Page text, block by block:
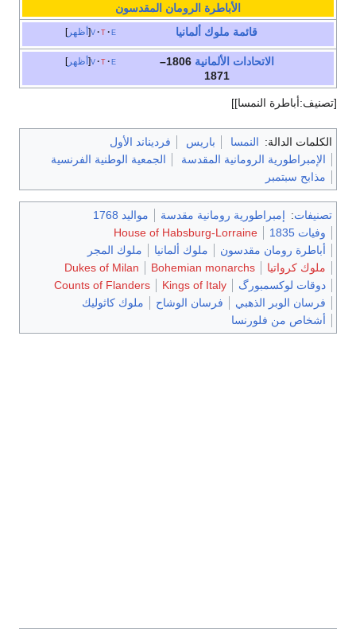
الأباطرة الرومان المقدسون
أظهر v t e قائمة ملوك ألمانيا
أظهر v t e الاتحادات الألمانية
1806–
1871
[تصنيف:أباطرة النمسا]]
الكلمات الدالة: النمسا باريس
فرديناند الأول
الإمبراطورية الرومانية المقدسة
الجمعية الوطنية الفرنسية
مذابح سبتمبر
تصنيفات: إمبراطورية رومانية مقدسة
مواليد 1768
وفيات 1835
House of Habsburg-Lorraine
أباطرة رومان مقدسون
ملوك ألمانيا
ملوك المجر
ملوك كرواتيا
Bohemian monarchs
Dukes of Milan
دوقات لوكسمبورگ
Kings of Italy
Counts of Flanders
فرسان الوبر الذهبي
فرسان الوشاح
ملوك كاثوليك
أشخاص من فلورنسا